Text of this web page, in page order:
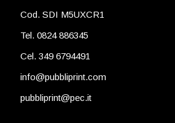
Cod. SDI M5UXCR1
Tel. 0824 886345
Cel. 349 6794491
info@pubbliprint.com
pubbliprint@pec.it